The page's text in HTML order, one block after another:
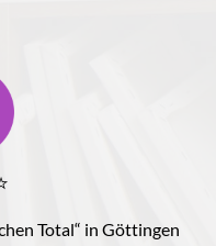
Total“ in Göttingen